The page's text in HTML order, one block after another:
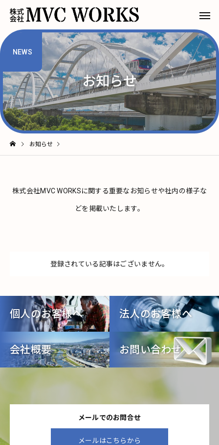
お知らせ
NEWS
お知らせ
株式会社MVC WORKSに関する重要なお知らせや社内の様子な
どを掲載いたします。
登録されている記事はございません。
個人のお客様へ 法人のお客様へ
会社概要 お問い合わせ
メールでのお問合せ
メールはこちらから